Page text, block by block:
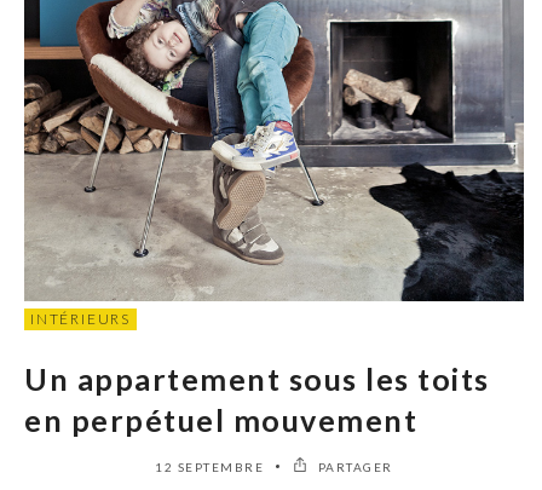
INTÉRIEURS
Un appartement sous les toits
en perpétuel mouvement
12 SEPTEMBRE PARTAGER